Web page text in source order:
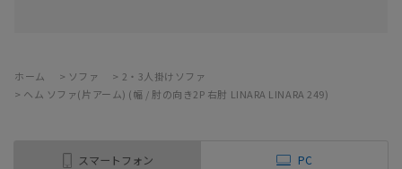
ホーム > ソファ > 2・3人掛けソファ
> ヘム ソファ(片アーム) (幅 / 肘の向き2P 右肘 LINARA LINARA 249)
スマートフォン PC